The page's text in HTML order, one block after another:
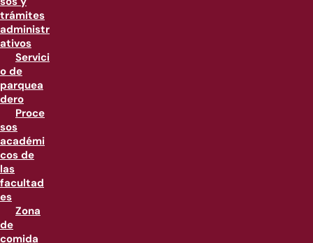
trámites
administr
ativos
Servici
o de
parquea
dero
Proce
sos
académi
cos de
las
facultad
es
Zona
de
comida